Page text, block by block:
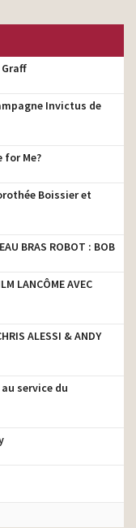
Graff
Invictus de
for Me?
Boissier et
BRAS ROBOT : BOB
LANCÔME AVEC
ALESSI & ANDY
service du